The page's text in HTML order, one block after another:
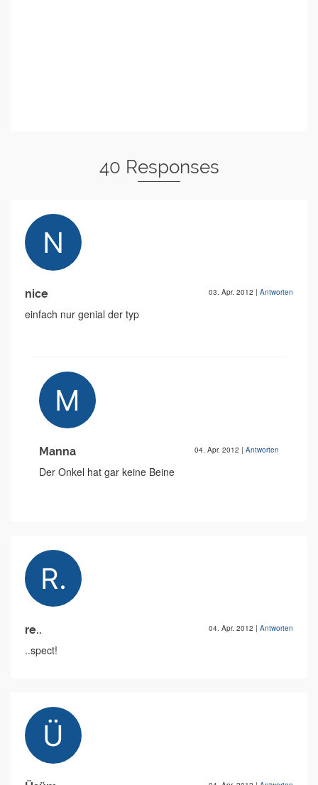
40 Responses
nice 03. Apr. 2012 | Antworten
einfach nur genial der typ
Manna 04. Apr. 2012 | Antworten
Der Onkel hat gar keine Beine
re.. 04. Apr. 2012 | Antworten
..spect!